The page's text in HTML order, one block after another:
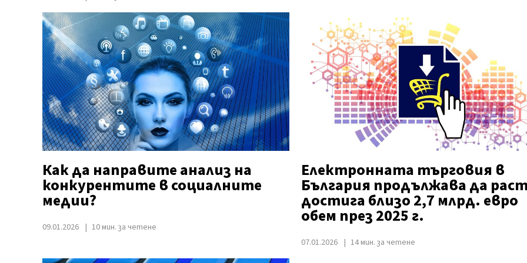
Как да направите анализ на
конкурентите в социалните
медии?
09.01.2026 10 мин. за четене
Електронната търговия в
България продължава да
достига близо 2,7 млрд. евро
обем през 2025 г.
07.01.2026 14 мин. за четене